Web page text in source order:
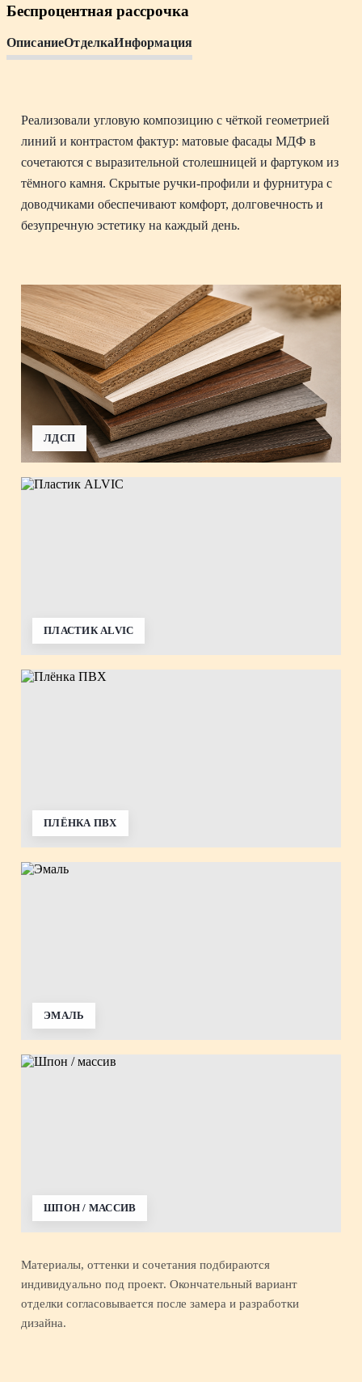
Беспроцентная рассрочка
ОписаниеОтделкаИнформация
Реализовали угловую композицию с чёткой геометрией
линий и контрастом фактур: матовые фасады МДФ в
сочетаются с выразительной столешницей и фартуком из
тёмного камня. Скрытые ручки-профили и фурнитура с
доводчиками обеспечивают комфорт, долговечность и
безупречную эстетику на каждый день.
ЛДСП
ПЛАСТИК ALVIC
ПЛЁНКА ПВХ
ЭМАЛЬ
ШПОН / МАССИВ
Материалы, оттенки и сочетания подбираются
индивидуально под проект. Окончательный вариант
отделки согласовывается после замера и разработки
дизайна.